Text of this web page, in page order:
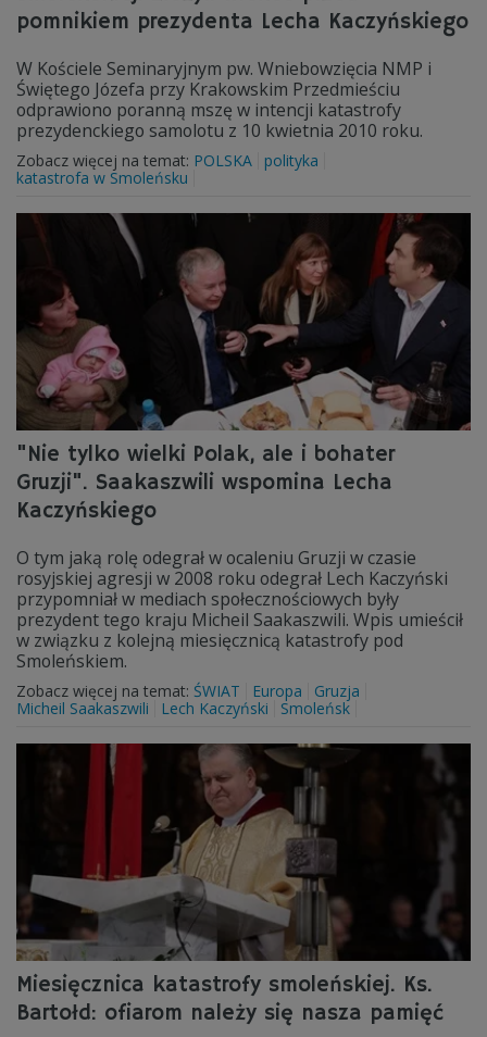
pomnikiem prezydenta Lecha Kaczyńskiego
W Kościele Seminaryjnym pw. Wniebowzięcia NMP i
Świętego Józefa przy Krakowskim Przedmieściu
odprawiono poranną mszę w intencji katastrofy
prezydenckiego samolotu z 10 kwietnia 2010 roku.
Zobacz więcej na temat: POLSKA
polityka
katastrofa w Smoleńsku
"Nie tylko wielki Polak, ale i bohater
Gruzji". Saakaszwili wspomina Lecha
Kaczyńskiego
O tym jaką rolę odegrał w ocaleniu Gruzji w czasie
rosyjskiej agresji w 2008 roku odegrał Lech Kaczyński
przypomniał w mediach społecznościowych były
prezydent tego kraju Micheil Saakaszwili. Wpis umieścił
w związku z kolejną miesięcznicą katastrofy pod
Smoleńskiem.
Zobacz więcej na temat: ŚWIAT Europa
Gruzja
Micheil Saakaszwili
Lech Kaczyński Smoleńsk
Miesięcznica katastrofy smoleńskiej. Ks.
Bartołd: ofiarom należy się nasza pamięć